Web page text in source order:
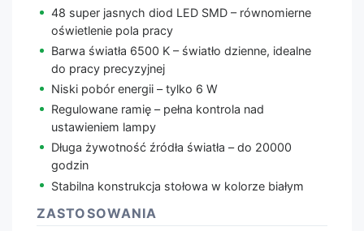
48 super jasnych diod LED SMD – równomierne
oświetlenie pola pracy
Barwa światła 6500 K – światło dzienne, idealne
do pracy precyzyjnej
Niski pobór energii – tylko 6 W
Regulowane ramię – pełna kontrola nad
ustawieniem lampy
Długa żywotność źródła światła – do 20000
godzin
Stabilna konstrukcja stołowa w kolorze białym
ZASTOSOWANIA